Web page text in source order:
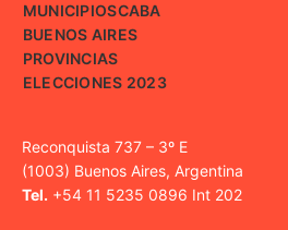
MUNICIPIOSCABA
BUENOS AIRES
PROVINCIAS
ELECCIONES 2023
Reconquista 737 – 3º E
(1003) Buenos Aires, Argentina
Tel. +54 11 5235 0896 Int 202